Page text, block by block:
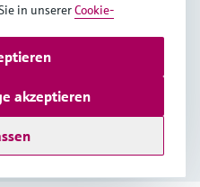
Services AG
in unsererCookie-
akzeptieren